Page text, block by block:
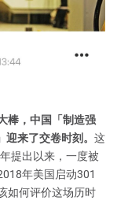
棒，中国「制造强
来了交卷时刻。 这
提出以来，一度被
年美国启动301
如何评价这场历时